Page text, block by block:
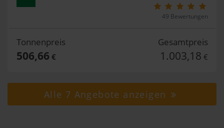
49 Bewertungen
Tonnenpreis
506,66 €
Gesamtpreis
1.003,18 €
Alle 7 Angebote anzeigen